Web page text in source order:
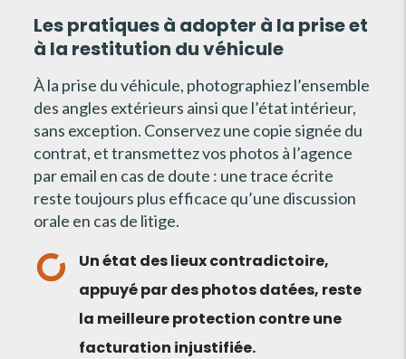
Les pratiques à adopter à la prise et
à la restitution du véhicule
À la prise du véhicule, photographiez l’ensemble
des angles extérieurs ainsi que l’état intérieur,
sans exception. Conservez une copie signée du
contrat, et transmettez vos photos à l’agence
par email en cas de doute : une trace écrite
reste toujours plus efficace qu’une discussion
orale en cas de litige.
Un état des lieux contradictoire,
appuyé par des photos datées, reste
la meilleure protection contre une
facturation injustifiée.